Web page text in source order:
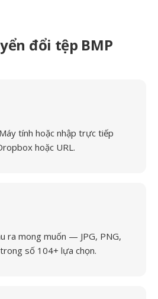
đổi tệp BMP
tính hoặc nhập trực tiếp
hoặc URL.
ra mong muốn — JPG, PNG,
số 104+ lựa chọn.